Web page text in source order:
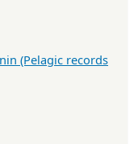
(Pelagic records